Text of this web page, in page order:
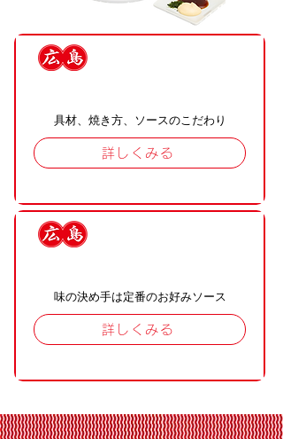
具材、焼き方、ソースのこだわり
詳しくみる
味の決め手は定番のお好みソース
詳しくみる